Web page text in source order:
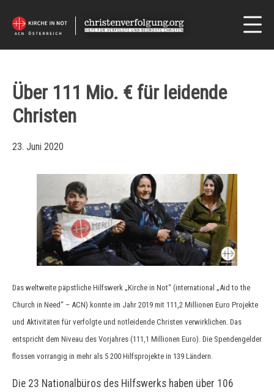
Über 111 Mio. € für leidende
Christen
23. Juni 2020
Das weltweite päpstliche Hilfswerk „Kirche in Not“ (international „Aid to the
Church in Need“ – ACN) konnte im Jahr 2019 mit 111,2 Millionen Euro Projekte
und Aktivitäten für verfolgte und notleidende Christen verwirklichen. Das
entspricht dem Niveau des Vorjahres (111,1 Millionen Euro). Die Spendengelder
flossen vorrangig in mehr als 5 200 Hilfsprojekte in 139 Ländern.
Die 23 Nationalbüros des Hilfswerks haben über 106